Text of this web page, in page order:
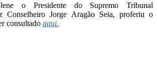
o Presidente do Supremo Tribunal
Conselheiro Jorge Aragão Seia, proferiu o
consultado aqui.